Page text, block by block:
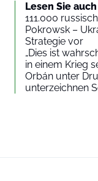
Lesen Sie auch
111.000
Pokrowsk –
Strategie vor
„Dies ist
in einem Krieg
Orbán unter
unterzeichnen